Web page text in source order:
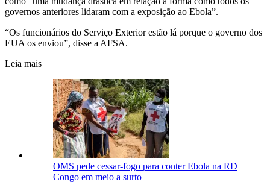
governos anteriores lidaram com a exposição ao Ebola”.
“Os funcionários do Serviço Exterior estão lá porque o governo dos
EUA os enviou”, disse a AFSA.
Leia mais
OMS pede cessar-fogo para conter Ebola na RD
Congo em meio a surto